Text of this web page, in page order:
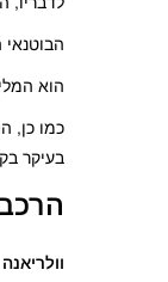
הוא
כמו כן,
בעיקר